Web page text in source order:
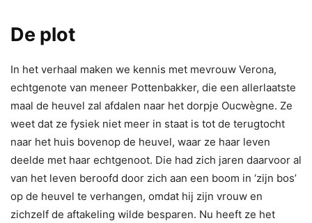
De plot
In het verhaal maken we kennis met mevrouw Verona,
echtgenote van meneer Pottenbakker, die een allerlaatste
maal de heuvel zal afdalen naar het dorpje Oucwègne. Ze
weet dat ze fysiek niet meer in staat is tot de terugtocht
naar het huis bovenop de heuvel, waar ze haar leven
deelde met haar echtgenoot. Die had zich jaren daarvoor al
van het leven beroofd door zich aan een boom in ‘zijn bos’
op de heuvel te verhangen, omdat hij zijn vrouw en
zichzelf de aftakeling wilde besparen. Nu heeft ze het